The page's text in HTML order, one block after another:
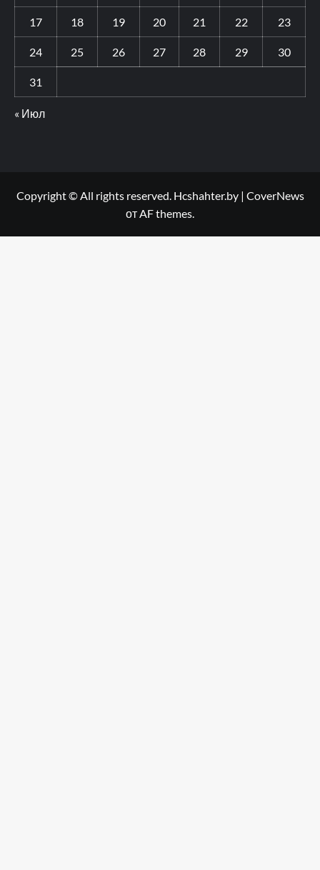
17 18 19 20 21 22 23
24 25 26 27 28 29 30
31
« Июл
Copyright © All rights reserved. Hcshahter.by | CoverNews
от AF themes.